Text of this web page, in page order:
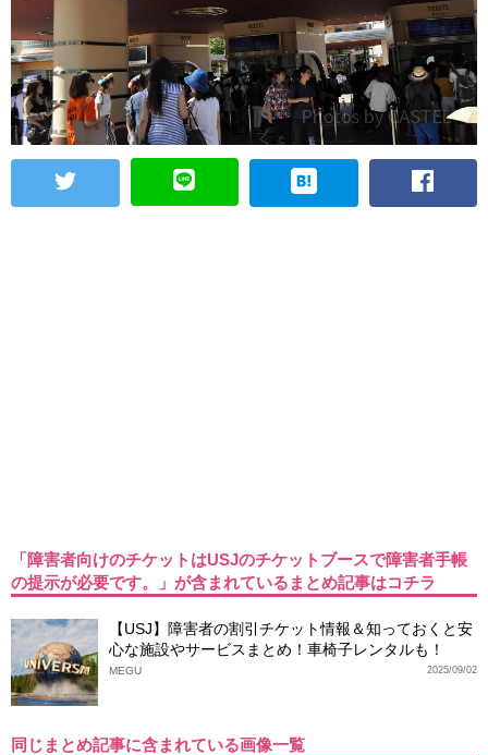
「障害者向けのチケットはUSJのチケットブースで障害者手帳
の提示が必要です。」が含まれているまとめ記事はコチラ
【USJ】障害者の割引チケット情報＆知っておくと安
心な施設やサービスまとめ！車椅子レンタルも！
2025/09/02
MEGU
同じまとめ記事に含まれている画像一覧